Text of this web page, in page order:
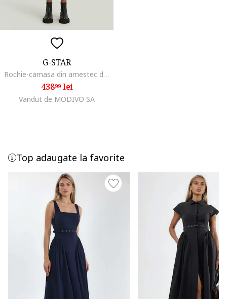
G-STAR
Rochie-camasa din amestec de bumbac organic, Albastru prafuit
43899lei
Vandut de MODIVO SA
Top adaugate la favorite